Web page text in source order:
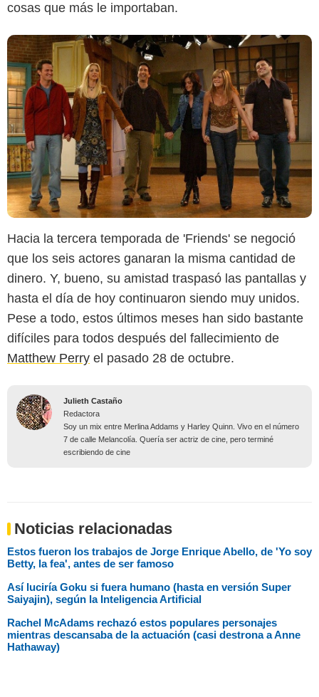
cosas que más le importaban.
Hacia la tercera temporada de 'Friends' se negoció
que los seis actores ganaran la misma cantidad de
dinero. Y, bueno, su amistad traspasó las pantallas y
hasta el día de hoy continuaron siendo muy unidos.
Pese a todo, estos últimos meses han sido bastante
difíciles para todos después del fallecimiento de
Matthew Perry el pasado 28 de octubre.
Julieth Castaño
Redactora
Soy un mix entre Merlina Addams y Harley Quinn. Vivo en el número
7 de calle Melancolía. Quería ser actriz de cine, pero terminé
escribiendo de cine
Noticias relacionadas
Estos fueron los trabajos de Jorge Enrique Abello, de 'Yo soy
Betty, la fea', antes de ser famoso
Así luciría Goku si fuera humano (hasta en versión Super
Saiyajin), según la Inteligencia Artificial
Rachel McAdams rechazó estos populares personajes
mientras descansaba de la actuación (casi destrona a Anne
Hathaway)